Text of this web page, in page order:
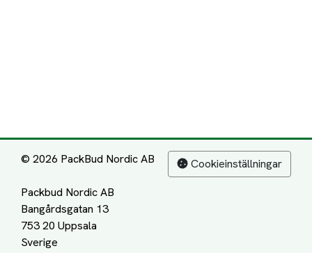
© 2026 PackBud Nordic AB
Packbud Nordic AB
Bangårdsgatan 13
753 20 Uppsala
Cookieinställningar